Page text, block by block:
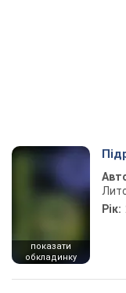
показати
обкладинку
Рік: